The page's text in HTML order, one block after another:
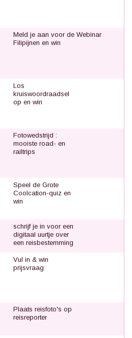
Meld je aan voor de Webinar
Filipijnen en win
Los
kruiswoordraadsel
op en win
Fotowedstrijd :
mooiste road- en
railtrips
Speel de Grote
Coolcation-quiz en
win
schrijf je in voor een
digitaal uurtje over
een reisbestemming
Vul in & win
prijsvraag
Plaats reisfoto's op
reisreporter